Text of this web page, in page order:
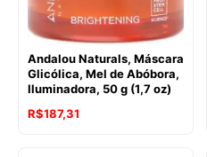
Andalou Naturals, Máscara
Glicólica, Mel de Abóbora,
Iluminadora, 50 g (1,7 oz)
R$187,31